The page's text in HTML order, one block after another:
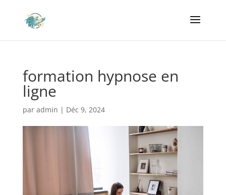
formation hypnose en
ligne
par admin | Déc 9, 2024